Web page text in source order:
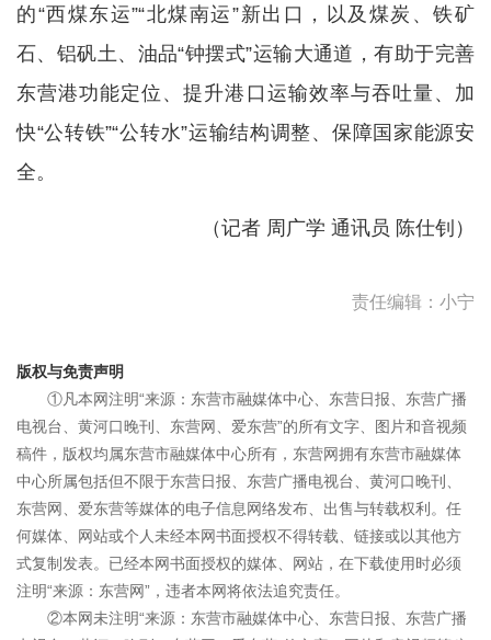
的“西煤东运”“北煤南运”新出口，以及煤炭、铁矿
石、铝矾土、油品“钟摆式”运输大通道，有助于完善
东营港功能定位、提升港口运输效率与吞吐量、加
快“公转铁”“公转水”运输结构调整、保障国家能源安
全。
（记者 周广学 通讯员 陈仕钊 ）
责任编辑：小宁
版权与免责声明
①凡本网注明“来源：东营市融媒体中心、东营日报、东营广播
电视台、黄河口晚刊、东营网、爱东营”的所有文字、图片和音视频
稿件，版权均属东营市融媒体中心所有，东营网拥有东营市融媒体
中心所属包括但不限于东营日报、东营广播电视台、黄河口晚刊、
东营网、爱东营等媒体的电子信息网络发布、出售与转载权利。任
何媒体、网站或个人未经本网书面授权不得转载、链接或以其他方
式复制发表。已经本网书面授权的媒体、网站，在下载使用时必须
注明“来源：东营网”，违者本网将依法追究责任。
②本网未注明“来源：东营市融媒体中心、东营日报、东营广播